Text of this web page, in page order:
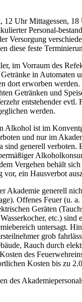
12 Uhr Mittagessen, 18
Personal-
Versorgung
diese feste
im Vorraum des
Getränke in Automaten
dort erworben
Getränken und
entstehender evtl.
werden.
Alkohol ist im
und nur im
sind generell verboten.
Vergehen behält
vor, ein Hausverbot
Akademie generell
Offenes Feuer (u.
Geräten
etc.) sind
untersagt.
grob
Rauch durch
des
Kosten bis zu
des